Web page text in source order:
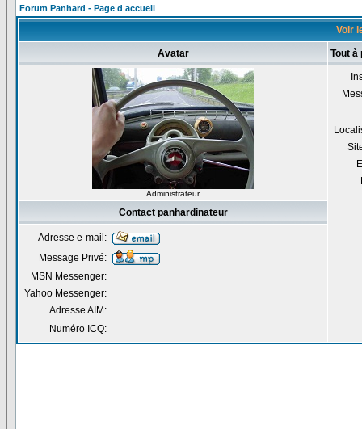
Forum Panhard - Page d accueil
Voir
Avatar Tout à
Administrateur
Contact panhardinateur
Adresse e-mail:
Message Privé:
MSN Messenger:
Yahoo Messenger:
Adresse AIM:
Numéro ICQ: